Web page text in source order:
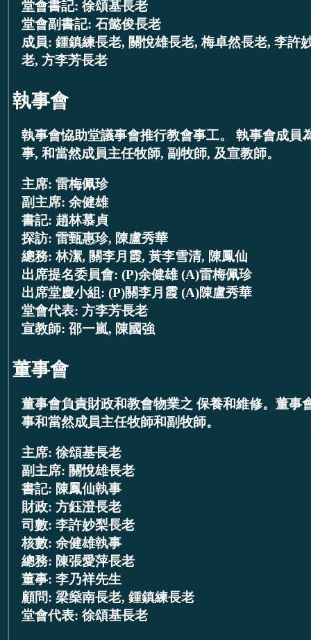
堂會書記: 徐頌基長老
堂會副書記: 石懿俊長老
成員: 鍾鎮練長老, 關悅雄長老, 梅卓然長老, 李許
老, 方李芳長老
執事會
執事會恊助堂議事會推行教會事工。 執事會成員
事, 和當然成員主任牧師, 副牧師, 及宣教師。
主席: 雷梅佩珍
副主席: 余健雄
書記: 趙林慕貞
探訪: 雷甄惠珍, 陳盧秀華
總務: 林潔, 關李月霞, 黃李雪清, 陳鳳仙
出席提名委員會: (P)余健雄 (A)雷梅佩珍
出席堂慶小組: (P)關李月霞 (A)陳盧秀華
堂會代表: 方李芳長老
宣教師: 邵一嵐, 陳國強
董事會
董事會負責財政和教會物業之 保養和維修。董事
事和當然成員主任牧師和副牧師。
主席: 徐頌基長老
副主席: 關悅雄長老
書記: 陳鳳仙執事
財政: 方鈺澄長老
司數: 李許妙梨長老
核數: 余健雄執事
總務: 陳張愛萍長老
董事: 李乃祥先生
顧問: 梁燊南長老, 鍾鎮練長老
堂會代表: 徐頌基長老